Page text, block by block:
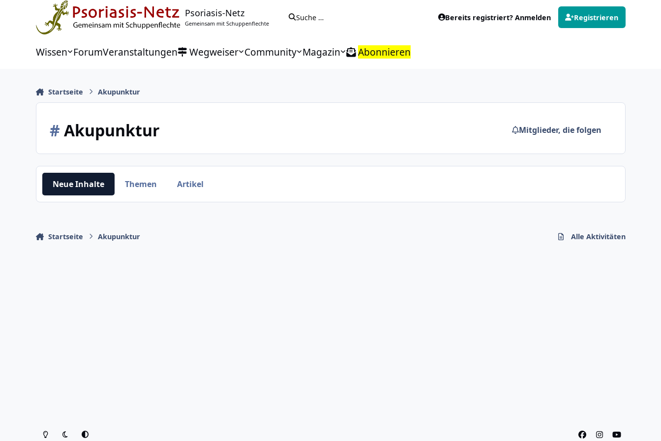
Zu Inhalt springen
Psoriasis-Netz
Gemeinsam mit Schuppenflechte
Suche … Bereits registriert? Anmelden Registrieren
Wissen ForumVeranstaltungen Wegweiser Community Magazin Abonnieren
Startseite Akupunktur
# Akupunktur Mitglieder, die folgen
Neue Inhalte Themen Artikel
Startseite Akupunktur Alle Aktivitäten
Heller ModusDunkler Modus
Systemeinstellung